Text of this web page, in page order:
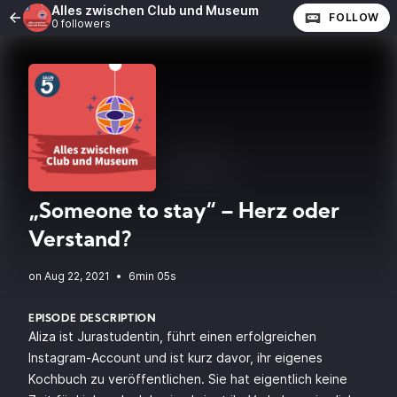
Alles zwischen Club und Museum
0 followers FOLLOW
„Someone to stay“ – Herz oder
Verstand?
• 6min 05s
EPISODE DESCRIPTION
Aliza ist Jurastudentin, führt einen erfolgreichen
Instagram-Account und ist kurz davor, ihr eigenes
Kochbuch zu veröffentlichen. Sie hat eigentlich keine